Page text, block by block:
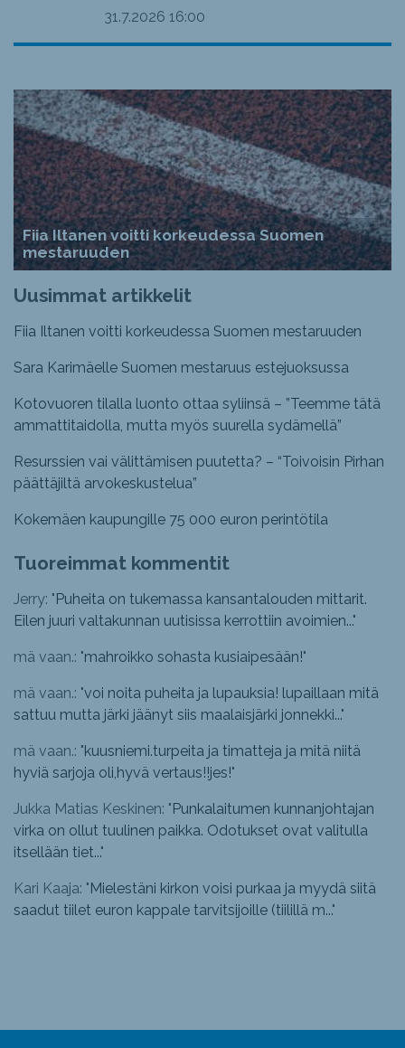
31.7.2026 16:00
Fiia Iltanen voitti korkeudessa Suomen
mestaruuden
Uusimmat artikkelit
Fiia Iltanen voitti korkeudessa Suomen mestaruuden
Sara Karimäelle Suomen mestaruus estejuoksussa
Kotovuoren tilalla luonto ottaa syliinsä – ”Teemme tätä
ammattitaidolla, mutta myös suurella sydämellä”
Resurssien vai välittämisen puutetta? – “Toivoisin Pirhan
päättäjiltä arvokeskustelua”
Kokemäen kaupungille 75 000 euron perintötila
Tuoreimmat kommentit
Jerry: "Puheita on tukemassa kansantalouden mittarit.
Eilen juuri valtakunnan uutisissa kerrottiin avoimien..."
mä vaan.: "mahroikko sohasta kusiaipesään!"
mä vaan.: "voi noita puheita ja lupauksia! lupaillaan mitä
sattuu mutta järki jäänyt siis maalaisjärki jonnekki..."
mä vaan.: "kuusniemi.turpeita ja timatteja ja mitä niitä
hyviä sarjoja oli,hyvä vertaus!!jes!"
Jukka Matias Keskinen: "Punkalaitumen kunnanjohtajan
virka on ollut tuulinen paikka. Odotukset ovat valitulla
itsellään tiet..."
Kari Kaaja: "Mielestäni kirkon voisi purkaa ja myydä siitä
saadut tiilet euron kappale tarvitsijoille (tiilillä m..."